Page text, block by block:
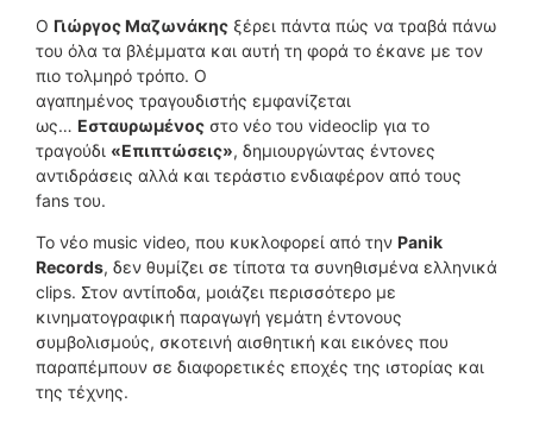
Ο Γιώργος Μαζωνάκης ξέρει πάντα πώς να τραβά πάνω
του όλα τα βλέμματα και αυτή τη φορά το έκανε με τον
πιο τολμηρό τρόπο. Ο
αγαπημένος τραγουδιστής εμφανίζεται
ως… Εσταυρωμένος στο νέο του videoclip για το
τραγούδι «Επιπτώσεις», δημιουργώντας έντονες
αντιδράσεις αλλά και τεράστιο ενδιαφέρον από τους
fans του.
Το νέο music video, που κυκλοφορεί από την Panik
Records, δεν θυμίζει σε τίποτα τα συνηθισμένα ελληνικά
clips. Στον αντίποδα, μοιάζει περισσότερο με
κινηματογραφική παραγωγή γεμάτη έντονους
συμβολισμούς, σκοτεινή αισθητική και εικόνες που
παραπέμπουν σε διαφορετικές εποχές της ιστορίας και
της τέχνης.